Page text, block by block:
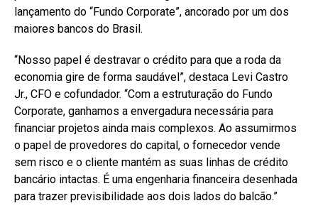
lançamento do “Fundo Corporate”, ancorado por um dos
maiores bancos do Brasil.
“Nosso papel é destravar o crédito para que a roda da
economia gire de forma saudável”, destaca Levi Castro
Jr., CFO e cofundador. “Com a estruturação do Fundo
Corporate, ganhamos a envergadura necessária para
financiar projetos ainda mais complexos. Ao assumirmos
o papel de provedores do capital, o fornecedor vende
sem risco e o cliente mantém as suas linhas de crédito
bancário intactas. É uma engenharia financeira desenhada
para trazer previsibilidade aos dois lados do balcão.”